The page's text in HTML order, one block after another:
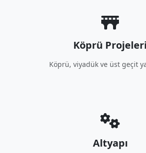
Köprü Projeleri
Köprü, viyadük ve üst geçit
Altyapı